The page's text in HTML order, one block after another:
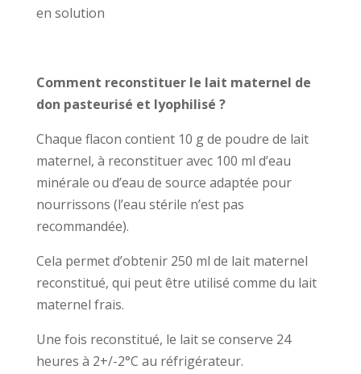
en solution
Comment reconstituer le lait maternel de
don pasteurisé et lyophilisé ?
Chaque flacon contient 10 g de poudre de lait
maternel, à reconstituer avec 100 ml d’eau
minérale ou d’eau de source adaptée pour
nourrissons (l’eau stérile n’est pas
recommandée).
Cela permet d’obtenir 250 ml de lait maternel
reconstitué, qui peut être utilisé comme du lait
maternel frais.
Une fois reconstitué, le lait se conserve 24
heures à 2+/-2°C au réfrigérateur.